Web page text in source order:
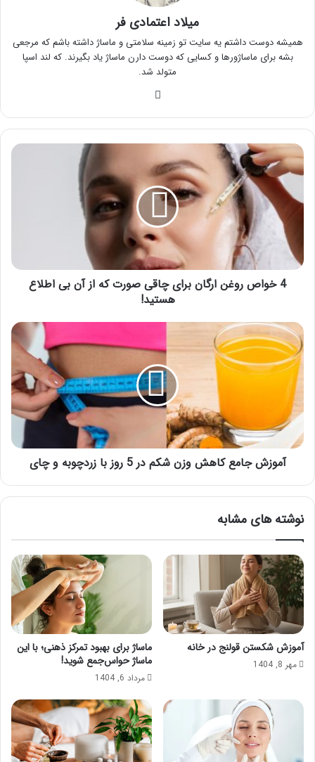
میلاد اعتمادی فر
همیشه دوست داشتم یه سایت تو زمینه سلامتی و ماساژ داشته باشم که مرجعی
بشه برای ماساژورها و کسایی که دوست دارن ماساژ یاد بگیرند. که لند اسپا
متولد شد.
4
خواص
روغن
ارگان
برای
صورت
که
از
هستید!
4 خواص روغن ارگان برای چاقی صورت که از آن بی اطلاع
هستید!
آموزش
جامع
کاهش
وزن
شکم
در
5
روز
با
زردچوبهآموزش جامع کاهش وزن شکم در 5 روز با زردچوبه و چای
نوشته های مشابه
آموزش شکستن قولنج در خانه
مهر 8, 1404
ماساژ برای بهبود تمرکز ذهنی؛ با این
ماساژ حواس‌جمع شوید!
مرداد 6, 1404